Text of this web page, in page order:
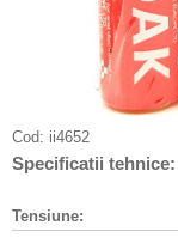
Cod: ii4652
Specificatii tehnice:
Tensiune: